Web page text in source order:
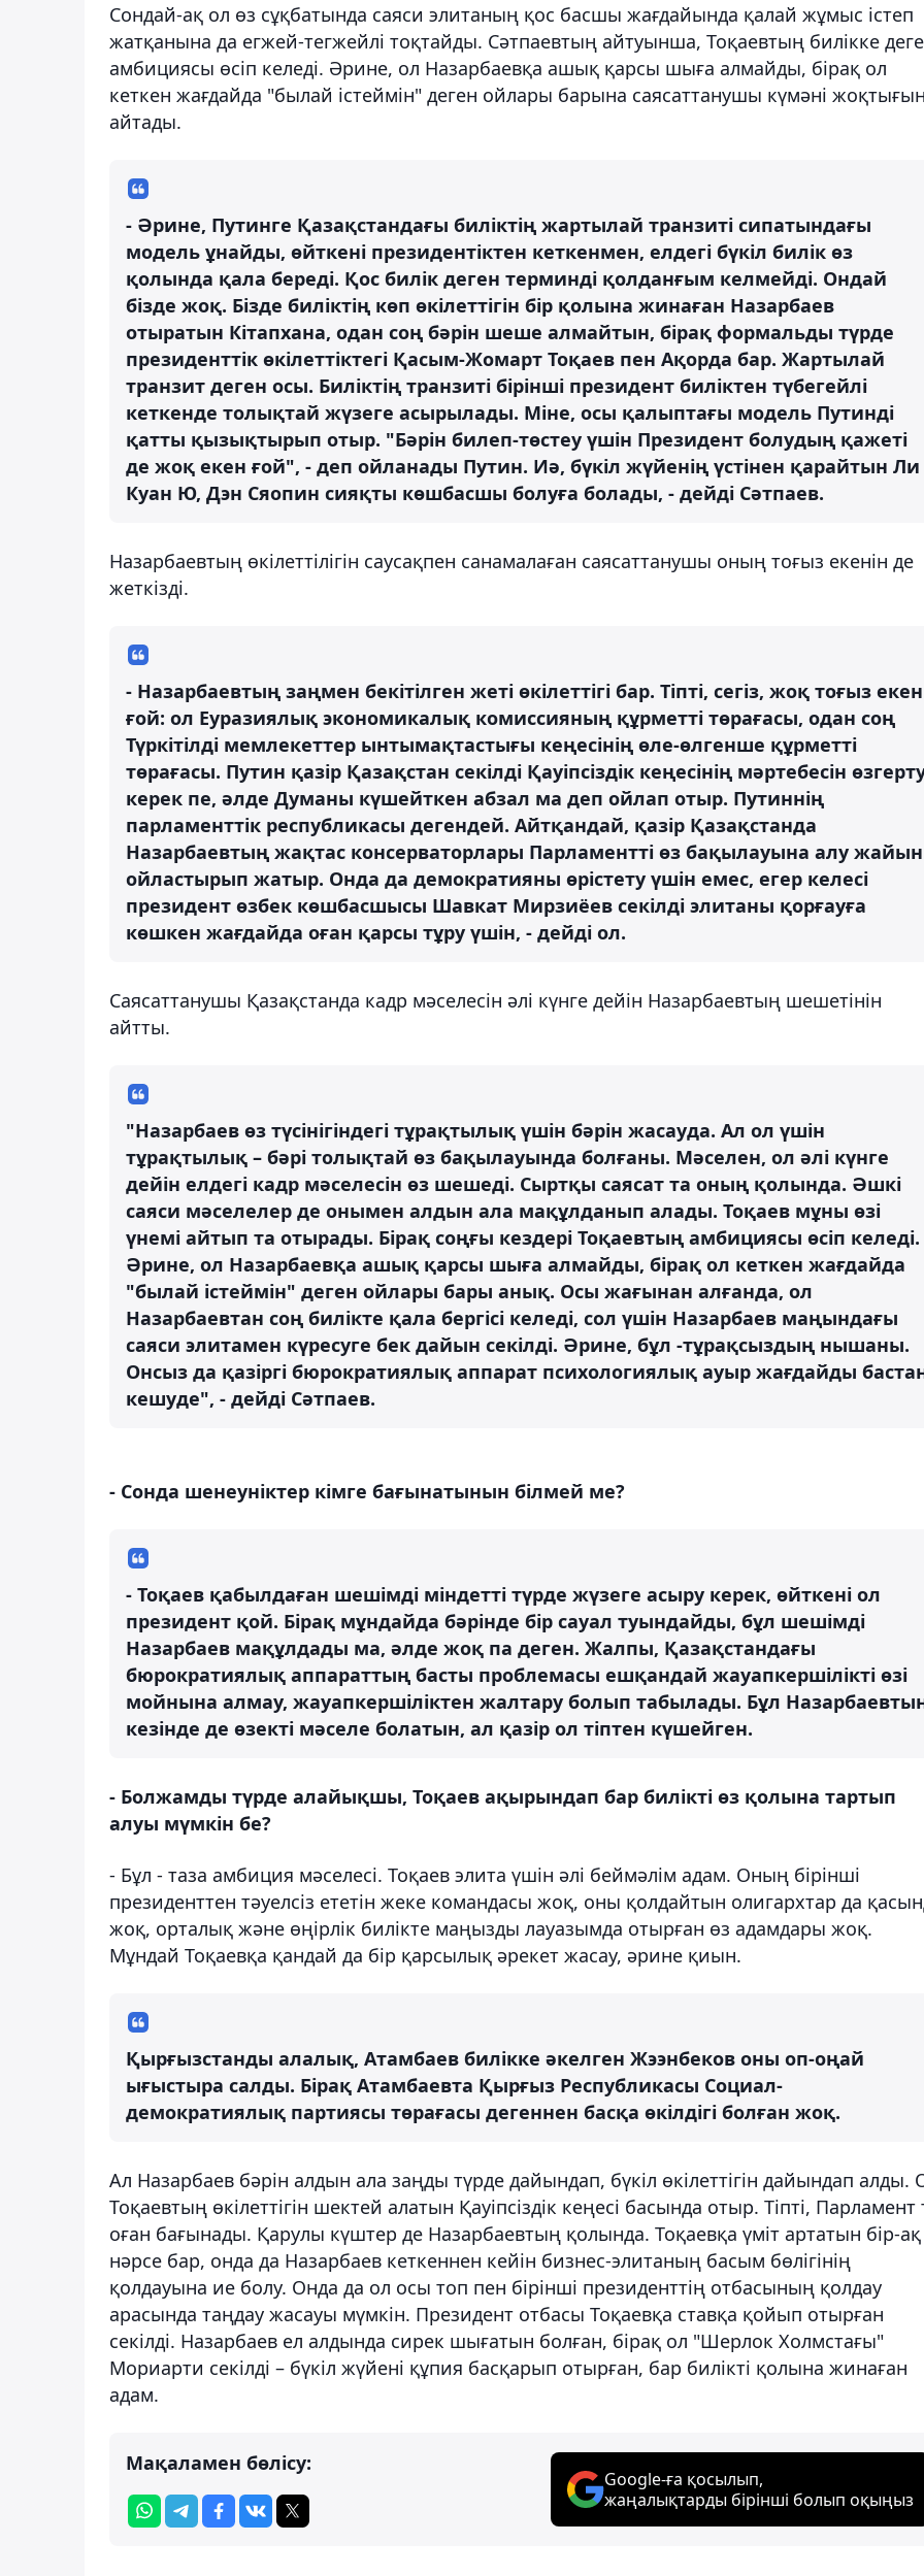
Сондай-ақ ол өз сұқбатында саяси элитаның қос басшы жағдайында қалай жұмыс істеп
жатқанына да егжей-тегжейлі тоқтайды. Сәтпаевтың айтуынша, Тоқаевтың билікке
амбициясы өсіп келеді. Әрине, ол Назарбаевқа ашық қарсы шыға алмайды, бірақ ол
кеткен жағдайда "былай істеймін" деген ойлары барына саясаттанушы күмәні
айтады.
- Әрине, Путинге Қазақстандағы биліктің жартылай транзиті сипатындағы
модель ұнайды, өйткені президентіктен кеткенмен, елдегі бүкіл билік өз
қолында қала береді. Қос билік деген терминді қолданғым келмейді. Ондай
бізде жоқ. Бізде биліктің көп өкілеттігін бір қолына жинаған Назарбаев
отыратын Кітапхана, одан соң бәрін шеше алмайтын, бірақ формальды түрде
президенттік өкілеттіктегі Қасым-Жомарт Тоқаев пен Ақорда бар. Жартылай
транзит деген осы. Биліктің транзиті бірінші президент биліктен түбегейлі
кеткенде толықтай жүзеге асырылады. Міне, осы қалыптағы модель Путинді
қатты қызықтырып отыр. "Бәрін билеп-төстеу үшін Президент болудың қажеті
де жоқ екен ғой", - деп ойланады Путин. Иә, бүкіл жүйенің үстінен қарайтын Ли
Куан Ю, Дэн Сяопин сияқты көшбасшы болуға болады, - дейді Сәтпаев.
Назарбаевтың өкілеттілігін саусақпен санамалаған саясаттанушы оның тоғыз екенін де
жеткізді.
- Назарбаевтың заңмен бекітілген жеті өкілеттігі бар. Тіпті, сегіз, жоқ тоғыз екен
ғой: ол Еуразиялық экономикалық комиссияның құрметті төрағасы, одан соң
Түркітілді мемлекеттер ынтымақтастығы кеңесінің өле-өлгенше құрметті
төрағасы. Путин қазір Қазақстан секілді Қауіпсіздік кеңесінің мәртебесін
керек пе, әлде Думаны күшейткен абзал ма деп ойлап отыр. Путиннің
парламенттік республикасы дегендей. Айтқандай, қазір Қазақстанда
Назарбаевтың жақтас консерваторлары Парламентті өз бақылауына алу жайын
ойластырып жатыр. Онда да демократияны өрістету үшін емес, егер келесі
президент өзбек көшбасшысы Шавкат Мирзиёев секілді элитаны қорғауға
көшкен жағдайда оған қарсы тұру үшін, - дейді ол.
Саясаттанушы Қазақстанда кадр мәселесін әлі күнге дейін Назарбаевтың шешетінін
айтты.
"Назарбаев өз түсінігіндегі тұрақтылық үшін бәрін жасауда. Ал ол үшін
тұрақтылық – бәрі толықтай өз бақылауында болғаны. Мәселен, ол әлі күнге
дейін елдегі кадр мәселесін өз шешеді. Сыртқы саясат та оның қолында. Әшкі
саяси мәселелер де онымен алдын ала мақұлданып алады. Тоқаев мұны өзі
үнемі айтып та отырады. Бірақ соңғы кездері Тоқаевтың амбициясы өсіп келеді.
Әрине, ол Назарбаевқа ашық қарсы шыға алмайды, бірақ ол кеткен жағдайда
"былай істеймін" деген ойлары бары анық. Осы жағынан алғанда, ол
Назарбаевтан соң билікте қала бергісі келеді, сол үшін Назарбаев маңындағы
саяси элитамен күресуге бек дайын секілді. Әрине, бұл -тұрақсыздың нышаны.
Онсыз да қазіргі бюрократиялық аппарат психологиялық ауыр жағдайды
кешуде", - дейді Сәтпаев.
- Сонда шенеуніктер кімге бағынатынын білмей ме?
- Тоқаев қабылдаған шешімді міндетті түрде жүзеге асыру керек, өйткені ол
президент қой. Бірақ мұндайда бәрінде бір сауал туындайды, бұл шешімді
Назарбаев мақұлдады ма, әлде жоқ па деген. Жалпы, Қазақстандағы
бюрократиялық аппараттың басты проблемасы ешқандай жауапкершілікті өзі
мойнына алмау, жауапкершіліктен жалтару болып табылады. Бұл
кезінде де өзекті мәселе болатын, ал қазір ол тіптен күшейген.
- Болжамды түрде алайықшы, Тоқаев ақырындап бар билікті өз қолына тартып
алуы мүмкін бе?
- Бұл - таза амбиция мәселесі. Тоқаев элита үшін әлі беймәлім адам. Оның бірінші
президенттен тәуелсіз ететін жеке командасы жоқ, оны қолдайтын олигархтар да
жоқ, орталық және өңірлік билікте маңызды лауазымда отырған өз адамдары жоқ.
Мұндай Тоқаевқа қандай да бір қарсылық әрекет жасау, әрине қиын.
Қырғызстанды алалық, Атамбаев билікке әкелген Жээнбеков оны оп-оңай
ығыстыра салды. Бірақ Атамбаевта Қырғыз Республикасы Социал-
демократиялық партиясы төрағасы дегеннен басқа өкілдігі болған жоқ.
Ал Назарбаев бәрін алдын ала заңды түрде дайындап, бүкіл өкілеттігін дайындап алды.
Тоқаевтың өкілеттігін шектей алатын Қауіпсіздік кеңесі басында отыр. Тіпті, Парламент
оған бағынады. Қарулы күштер де Назарбаевтың қолында. Тоқаевқа үміт артатын бір-ақ
нәрсе бар, онда да Назарбаев кеткеннен кейін бизнес-элитаның басым бөлігінің
қолдауына ие болу. Онда да ол осы топ пен бірінші президенттің отбасының қолдау
арасында таңдау жасауы мүмкін. Президент отбасы Тоқаевқа ставқа қойып отырған
секілді. Назарбаев ел алдында сирек шығатын болған, бірақ ол "Шерлок Холмстағы"
Мориарти секілді – бүкіл жүйені құпия басқарып отырған, бар билікті қолына жинаған
адам.
Мақаламен бөлісу:
Google-ға қосылып,
жаңалықтарды бірінші болып оқыңыз